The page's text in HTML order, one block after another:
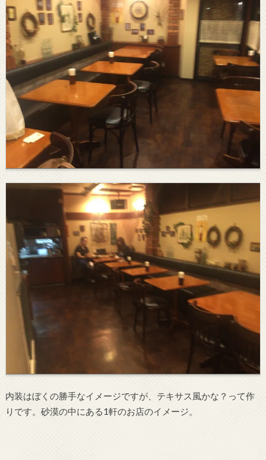
内装はぼくの勝手なイメージですが、テキサス風かな？って作
りです。砂漠の中にある1軒のお店のイメージ。